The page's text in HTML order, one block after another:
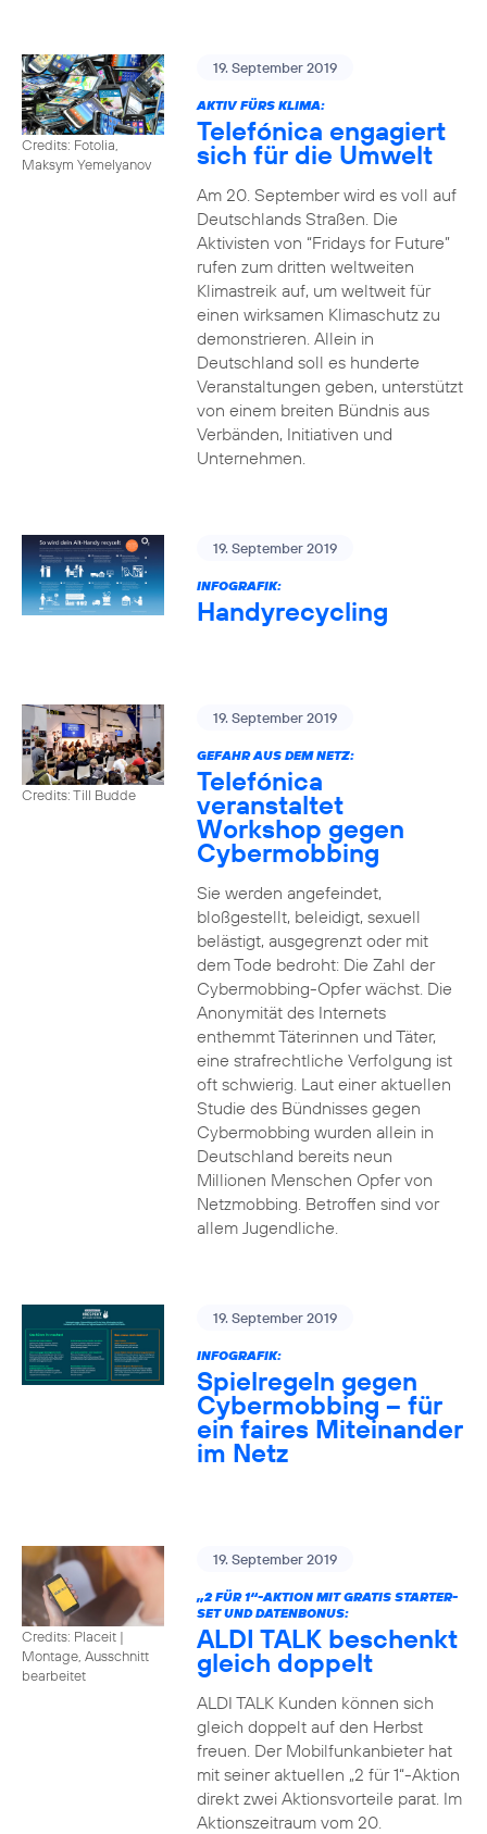
Credits: Fotolia,
Maksym Yemelyanov
19. September 2019
AKTIV FÜRS KLIMA:
Telefónica engagiert
sich für die Umwelt
Am 20. September wird es voll auf
Deutschlands Straßen. Die
Aktivisten von “Fridays for Future”
rufen zum dritten weltweiten
Klimastreik auf, um weltweit für
einen wirksamen Klimaschutz zu
demonstrieren. Allein in
Deutschland soll es hunderte
Veranstaltungen geben, unterstützt
von einem breiten Bündnis aus
Verbänden, Initiativen und
Unternehmen.
19. September 2019
INFOGRAFIK:
Handyrecycling
Credits: Till Budde
19. September 2019
GEFAHR AUS DEM NETZ:
Telefónica
veranstaltet
Workshop gegen
Cybermobbing
Sie werden angefeindet,
bloßgestellt, beleidigt, sexuell
belästigt, ausgegrenzt oder mit
dem Tode bedroht: Die Zahl der
Cybermobbing-Opfer wächst. Die
Anonymität des Internets
enthemmt Täterinnen und Täter,
eine strafrechtliche Verfolgung ist
oft schwierig. Laut einer aktuellen
Studie des Bündnisses gegen
Cybermobbing wurden allein in
Deutschland bereits neun
Millionen Menschen Opfer von
Netzmobbing. Betroffen sind vor
allem Jugendliche.
19. September 2019
INFOGRAFIK:
Spielregeln gegen
Cybermobbing – für
ein faires Miteinander
im Netz
Credits: Placeit |
Montage, Ausschnitt
bearbeitet
19. September 2019
„2 FÜR 1“-AKTION MIT GRATIS STARTER-
SET UND DATENBONUS:
ALDI TALK beschenkt
gleich doppelt
ALDI TALK Kunden können sich
gleich doppelt auf den Herbst
freuen. Der Mobilfunkanbieter hat
mit seiner aktuellen „2 für 1“-Aktion
direkt zwei Aktionsvorteile parat. Im
Aktionszeitraum vom 20.